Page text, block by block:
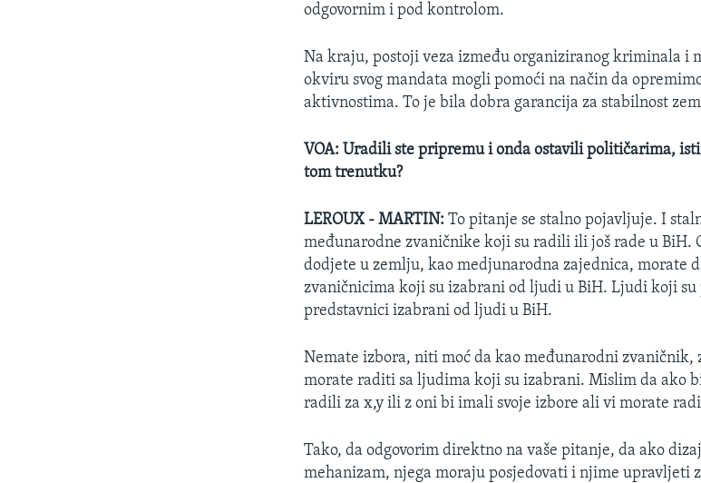
odgovornim i pod kontrolom.
Na kraju, postoji veza između organiziranog kriminala i
okviru svog mandata mogli pomoći na način da
aktivnostima. To je bila dobra garancija za stabilnost
VOA: Uradili ste pripremu i onda ostavili političarima,
tom trenutku?
LEROUX - MARTIN: To pitanje se stalno pojavljuje. I
međunarodne zvaničnike koji su radili ili još rade u BiH.
dodjete u zemlju, kao medjunarodna zajednica, morate
zvaničnicima koji su izabrani od ljudi u BiH. Ljudi koji su
predstavnici izabrani od ljudi u BiH.
Nemate izbora, niti moć da kao međunarodni
morate raditi sa ljudima koji su izabrani. Mislim da ako
radili za x,y ili z oni bi imali svoje izbore ali vi morate
Tako, da odgovorim direktno na vaše pitanje, da ako
mehanizam, njega moraju posjedovati i njime upravljeti